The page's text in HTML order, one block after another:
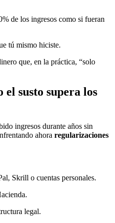
de los ingresos como si fueran
tú mismo hiciste.
que, en la práctica, “solo
el susto supera los
ingresos durante años sin
ahora regularizaciones
Skrill o cuentas personales.
legal.